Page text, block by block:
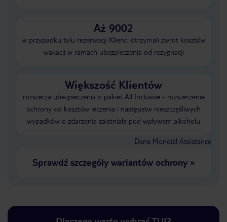
Aż 9002
w przypadku tylu rezerwacji Klienci otrzymali zwrot kosztów
wakacji w ramach ubezpieczenia od rezygnacji
Większość Klientów
rozszerza ubezpieczenia o pakiet All Inclusive - rozszerzenie
ochrony od kosztów leczenia i następstw nieszczęśliwych
wypadków o zdarzenia zaistniałe pod wpływem alkoholu
Dane Mondial Assistance
Sprawdź szczegóły wariantów ochrony»